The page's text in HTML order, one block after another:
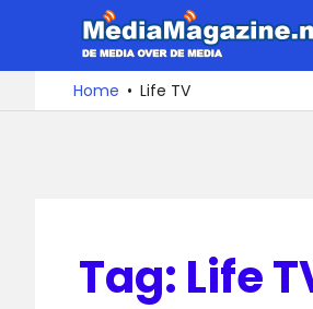
de
De
media
over
Home Life TV
Tag: Life